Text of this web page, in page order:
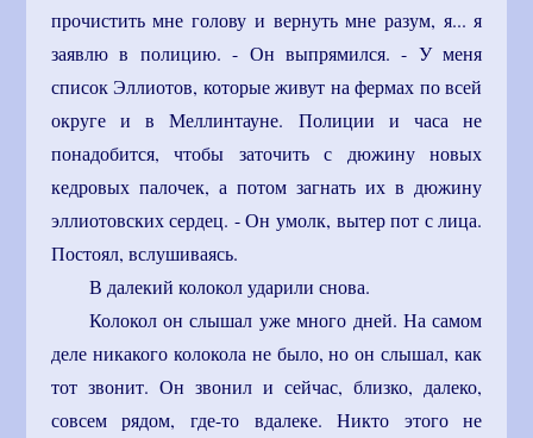
прочистить мне голову и вернуть мне разум, я... я
заявлю в полицию. - Он выпрямился. - У меня
список Эллиотов, которые живут на фермах по всей
округе и в Меллинтауне. Полиции и часа не
понадобится, чтобы заточить с дюжину новых
кедровых палочек, а потом загнать их в дюжину
эллиотовских сердец. - Он умолк, вытер пот с лица.
Постоял, вслушиваясь.
В далекий колокол ударили снова.
Колокол он слышал уже много дней. На самом
деле никакого колокола не было, но он слышал, как
тот звонит. Он звонил и сейчас, близко, далеко,
совсем рядом, где-то вдалеке. Никто этого не